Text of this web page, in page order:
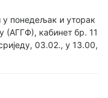
у понедељак и уторак
(АГГФ), кабинет бр. 11
03.02., у 13.00,